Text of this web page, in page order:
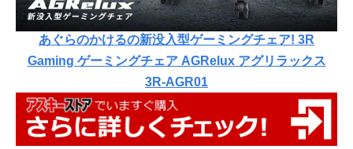
あぐらのかけるの新没入型ゲーミングチェア! 3R
Gaming ゲーミングチェア AGRelux アグリラックス
3R-AGR01